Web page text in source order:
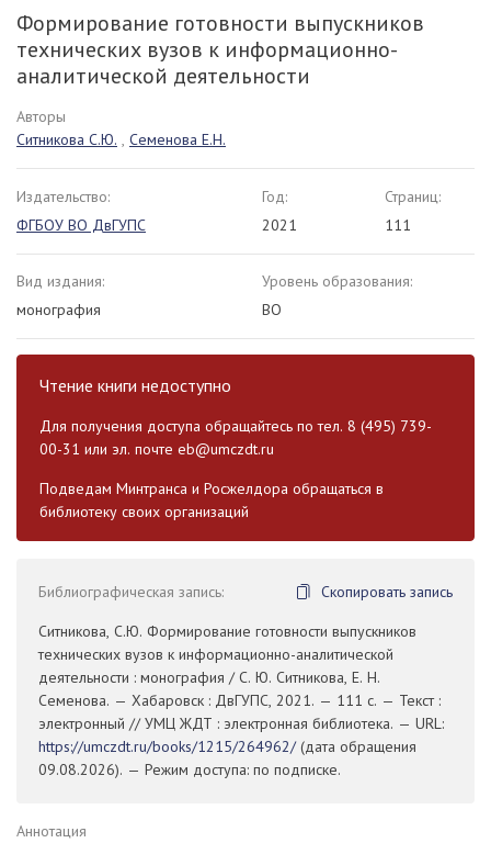
Формирование готовности выпускников
технических вузов к информационно-
аналитической деятельности
Авторы
Ситникова С.Ю. , Семенова Е.Н.
Издательство:
ФГБОУ ВО ДвГУПС
Год:
2021
Страниц:
111
Вид издания:
монография
Уровень образования:
ВО
Чтение книги недоступно
Для получения доступа обращайтесь по тел. 8 (495) 739-
00-31 или эл. почте eb@umczdt.ru
Подведам Минтранса и Росжелдора обращаться в
библиотеку своих организаций
Библиографическая запись:
Скопировать запись
Ситникова, С.Ю. Формирование готовности выпускников
технических вузов к информационно-аналитической
деятельности : монография / С. Ю. Ситникова, Е. Н.
Семенова. — Хабаровск : ДвГУПС, 2021. — 111 с. — Текст :
электронный // УМЦ ЖДТ : электронная библиотека. — URL:
https://umczdt.ru/books/1215/264962/(дата обращения
09.08.2026). — Режим доступа: по подписке.
Аннотация